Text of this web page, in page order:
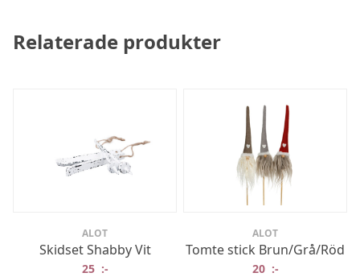
Relaterade produkter
ALOT
Skidset Shabby Vit
25 :-
ALOT
Tomte stick Brun/Grå/Röd
20 :-